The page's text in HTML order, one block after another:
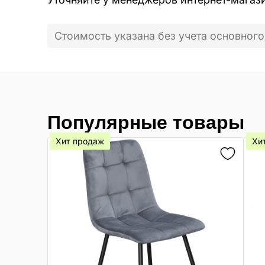
Стоимость указана без учета
Популярные товары
Хит продаж